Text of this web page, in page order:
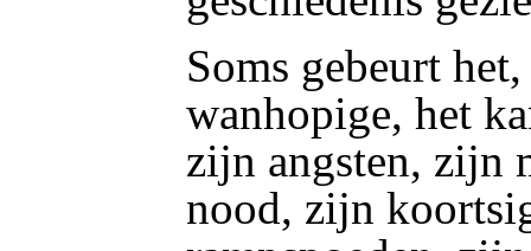
Soms gebeurt
wanhopige, het
zijn angsten, zijn
nood, zijn